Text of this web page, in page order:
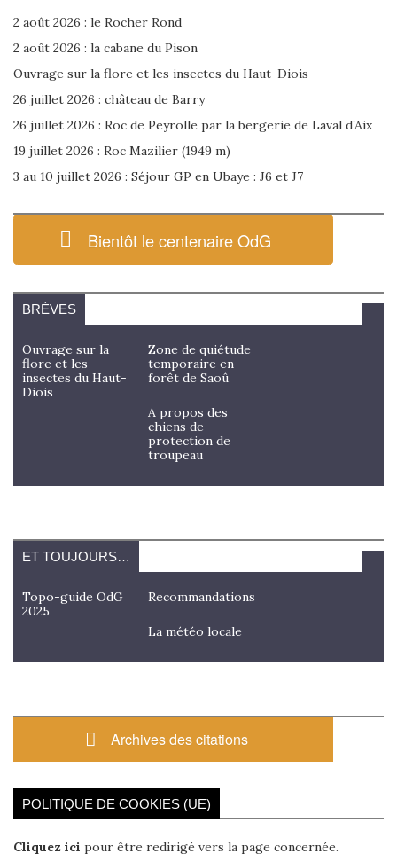
2 août 2026 : le Rocher Rond
2 août 2026 : la cabane du Pison
Ouvrage sur la flore et les insectes du Haut-Diois
26 juillet 2026 : château de Barry
26 juillet 2026 : Roc de Peyrolle par la bergerie de Laval d’Aix
19 juillet 2026 : Roc Mazilier (1949 m)
3 au 10 juillet 2026 : Séjour GP en Ubaye : J6 et J7
Bientôt le centenaire OdG
BRÈVES
Ouvrage sur la
flore et les
insectes du Haut-
Diois
Zone de quiétude
temporaire en
forêt de Saoû
A propos des
chiens de
protection de
troupeau
ET TOUJOURS…
Topo-guide OdG
2025
Recommandations
La météo locale
Archives des citations
POLITIQUE DE COOKIES (UE)
Cliquez ici pour être redirigé vers la page concernée.